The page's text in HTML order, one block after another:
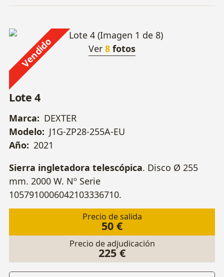
Vendido Ver 8 fotos
Lote 4
Marca: DEXTER
Modelo: J1G-ZP28-255A-EU
Año: 2021
Sierra ingletadora telescópica. Disco Ø 255
mm. 2000 W. Nº Serie
1057910006042103336710.
Precio de salida
50 €
Precio de adjudicación
225 €